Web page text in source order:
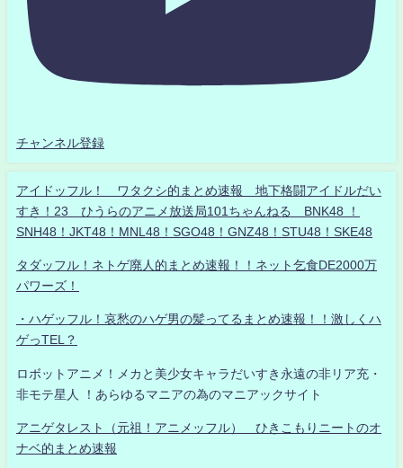
チャンネル登録
アイドッフル！ ワタクシ的まとめ速報 地下格闘アイドルだい
すき！23 ひうらのアニメ放送局101ちゃんねる BNK48 ！
SNH48！JKT48！MNL48！SGO48！GNZ48！STU48！SKE48
タダッフル！ネトゲ廃人的まとめ速報！！ネット乞食DE2000万
パワーズ！
・ハゲッフル！哀愁のハゲ男の髪ってるまとめ速報！！激しくハ
ゲっTEL？
ロボットアニメ！メカと美少女キャラだいすき永遠の非リア充・
非モテ星人 ！あらゆるマニアの為のマニアックサイト
アニゲタレスト（元祖！アニメッフル） ひきこもりニートのオ
ナベ的まとめ速報